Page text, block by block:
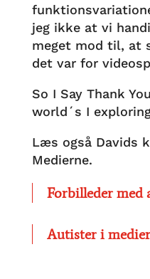
jeg ikke at vi
meget mod til, at
det var for
So I Say Thank
world´s I
Læs også Davids
Medierne.
Forbilleder med
Autister i